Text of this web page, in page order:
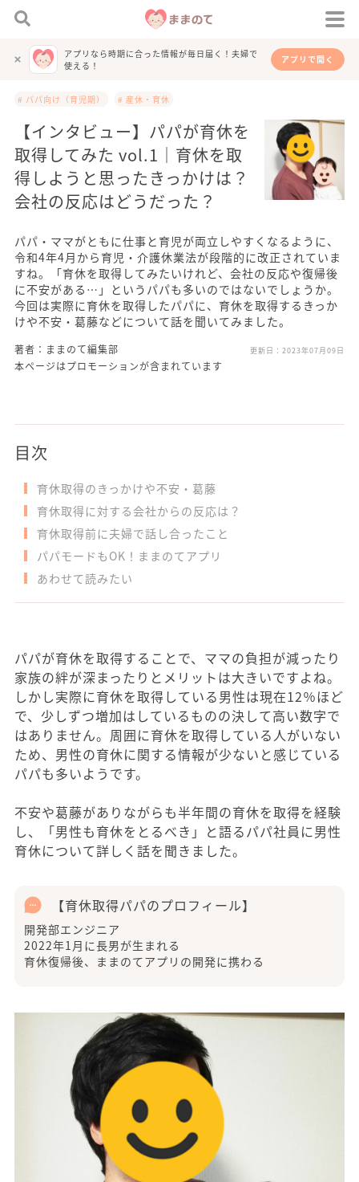
アプリなら時期に合った情報が毎日届く！夫婦で
使える！
アプリで開く
# パパ向け（育児期） # 産休・育休
【インタビュー】パパが育休を
取得してみた vol.1｜育休を取
得しようと思ったきっかけは？
会社の反応はどうだった？
パパ・ママがともに仕事と育児が両立しやすくなるように、
令和4年4月から育児・介護休業法が段階的に改正されていま
すね。「育休を取得してみたいけれど、会社の反応や復帰後
に不安がある…」というパパも多いのではないでしょうか。
今回は実際に育休を取得したパパに、育休を取得するきっか
けや不安・葛藤などについて話を聞いてみました。
著者：ままのて編集部 更新日： 2023年07月09日
本ページはプロモーションが含まれています
目次
育休取得のきっかけや不安・葛藤
育休取得に対する会社からの反応は？
育休取得前に夫婦で話し合ったこと
パパモードもOK！ままのてアプリ
あわせて読みたい
パパが育休を取得することで、ママの負担が減ったり
家族の絆が深まったりとメリットは大きいですよね。
しかし実際に育休を取得している男性は現在12％ほど
で、少しずつ増加はしているものの決して高い数字で
はありません。周囲に育休を取得している人がいない
ため、男性の育休に関する情報が少ないと感じている
パパも多いようです。
不安や葛藤がありながらも半年間の育休を取得を経験
し、「男性も育休をとるべき」と語るパパ社員に男性
育休について詳しく話を聞きました。
【育休取得パパのプロフィール】
開発部エンジニア
2022年1月に長男が生まれる
育休復帰後、ままのてアプリの開発に携わる